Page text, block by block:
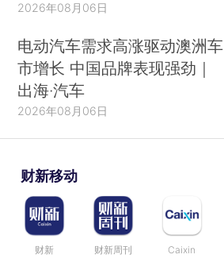
2026年08月06日
电动汽车需求高涨驱动澳洲车
市增长 中国品牌表现强劲｜
出海·汽车
2026年08月06日
财新移动
财新 财新周刊 Caixin